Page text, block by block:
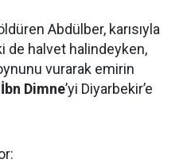
Abdülber, karısıyla
de halvet halindeyken,
vurarak emirin
İbn Dimne’yi Diyarbekir’e